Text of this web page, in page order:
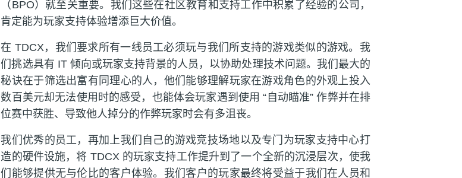
（BPO）就至关重要。我们这些在社区教育和支持工作中积累了经验的公司，
肯定能为玩家支持体验增添巨大价值。
在 TDCX，我们要求所有一线员工必须玩与我们所支持的游戏类似的游戏。我
们挑选具有 IT 倾向或玩家支持背景的人员，以协助处理技术问题。我们最大的
秘诀在于筛选出富有同理心的人，他们能够理解玩家在游戏角色的外观上投入
数百美元却无法使用时的感受，也能体会玩家遇到使用 “自动瞄准” 作弊并在排
位赛中获胜、导致他人掉分的作弊玩家时会有多沮丧。
我们优秀的员工，再加上我们自己的游戏竞技场地以及专门为玩家支持中心打
造的硬件设施，将 TDCX 的玩家支持工作提升到了一个全新的沉浸层次，使我
们能够提供无与伦比的客户体验。我们客户的玩家最终将受益于我们在人员和